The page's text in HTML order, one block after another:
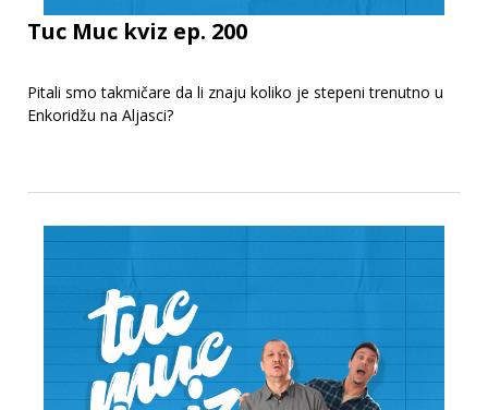
Tuc Muc kviz ep. 200
Pitali smo takmičare da li znaju koliko je stepeni trenutno u
Enkoridžu na Aljasci?